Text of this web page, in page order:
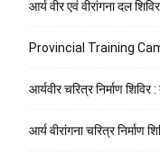
आर्य वीर एवं वीरांगना दल शिविर
Provincial Training
आर्यवीर चरित्र निर्माण शिविर
आर्य वीरांगना चरित्र निर्माण